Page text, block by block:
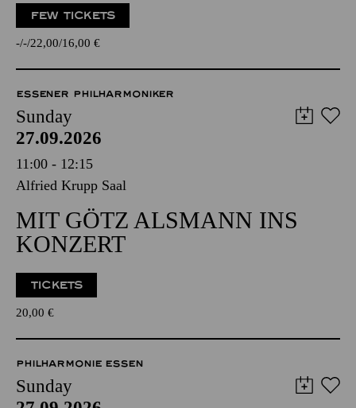
FEW TICKETS
- - 22,00 16,00 €
ESSENER PHILHARMONIKER
Sunday
27.09.2026
11:00 - 12:15
Alfried Krupp Saal
MIT GÖTZ ALSMANN INS
KONZERT
TICKETS
20,00 €
PHILHARMONIE ESSEN
Sunday